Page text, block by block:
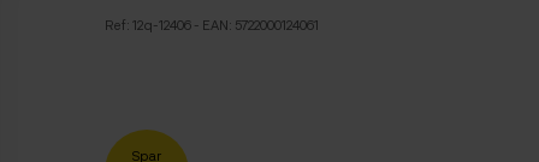
Ref: 12q-12406 - EAN: 5722000124061
Spar